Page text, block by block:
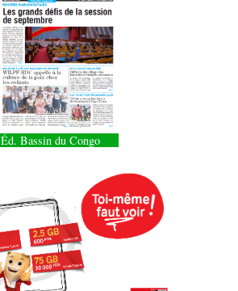
Éd. Bassin du Congo